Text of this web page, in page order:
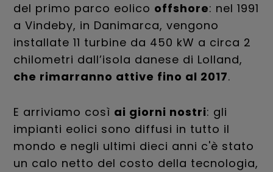
del primo parco eolico offshore: nel 1991
a Vindeby, in Danimarca, vengono
installate 11 turbine da 450 kW a circa 2
chilometri dall’isola danese di Lolland,
che rimarranno attive fino al 2017.
E arriviamo così ai giorni nostri: gli
impianti eolici sono diffusi in tutto il
mondo e negli ultimi dieci anni c'è stato
un calo netto del costo della tecnologia,